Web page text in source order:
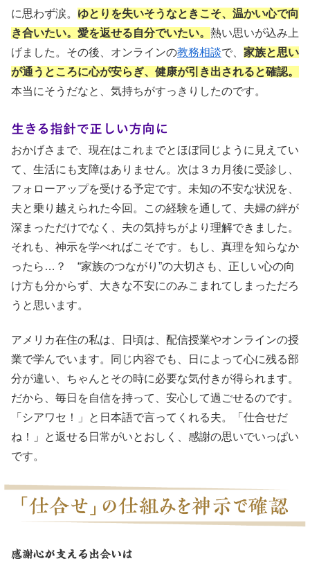
に思わず涙。 ゆとりを失いそうなときこそ、温かい心で向
き合いたい。愛を返せる自分でいたい。 熱い思いが込み上
げました。その後、オンラインの教務相談で、 家族と思い
が通うところに心が安らぎ、健康が引き出されると確認。
本当にそうだなと、気持ちがすっきりしたのです。
生きる指針で正しい方向に
おかげさまで、現在はこれまでとほぼ同じように見えてい
て、生活にも支障はありません。次は３カ月後に受診し、
フォローアップを受ける予定です。未知の不安な状況を、
夫と乗り越えられた今回。この経験を通して、夫婦の絆が
深まっただけでなく、夫の気持ちがより理解できました。
それも、神示を学べればこそです。もし、真理を知らなか
ったら…？ “家族のつながり”の大切さも、正しい心の向
け方も分からず、大きな不安にのみこまれてしまっただろ
うと思います。
アメリカ在住の私は、日頃は、配信授業やオンラインの授
業で学んでいます。同じ内容でも、日によって心に残る部
分が違い、ちゃんとその時に必要な気付きが得られます。
だから、毎日を自信を持って、安心して過ごせるのです。
「シアワセ！」と日本語で言ってくれる夫。「仕合せだ
ね！」と返せる日常がいとおしく、感謝の思いでいっぱい
です。
感謝心が支える出会いは